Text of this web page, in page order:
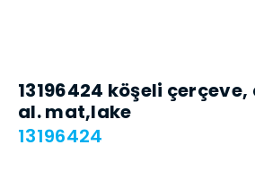
13196424 köşeli
al. mat,lake
13196424